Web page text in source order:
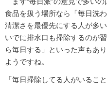
食品を扱う場所なら「毎日洗
清潔さを最優先にする人が多
いでに排水口も掃除するのが
ら毎日する」といった声もあ
ようですね。
「毎日掃除してる人がいるこ